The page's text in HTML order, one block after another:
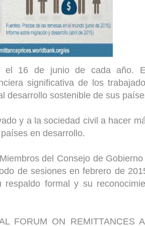
el 16 de junio de cada año.
significativa de los
desarrollo sostenible de sus
y a la sociedad civil a hacer
en desarrollo.
del Consejo de
de sesiones en febrero de
formal y su
FORUM ON REMITTANCES